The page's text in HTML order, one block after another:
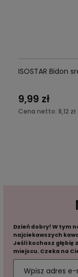
ISOSTAR Bidon
9,99 zł
Cena netto: 8,12 zł
Dzień dobry! W tym
najciekawszych
Jeśli kochasz
miejscu. Czeka na